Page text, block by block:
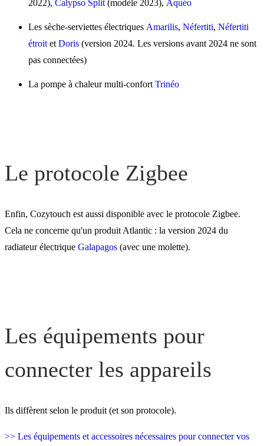
2022), Calypso Split (modèle 2023), Aquéo
Les sèche-serviettes électriques Amarilis, Néfertiti, Néfertiti
étroit et Doris (version 2024. Les versions avant 2024 ne sont
pas connectées)
La pompe à chaleur multi-confort Trinéo
Le protocole Zigbee
Enfin, Cozytouch est aussi disponible avec le protocole Zigbee.
Cela ne concerne qu'un produit Atlantic : la version 2024 du
radiateur électrique Galapagos (avec une molette).
Les équipements pour
connecter les appareils
Ils diffèrent selon le produit (et son protocole).
>> Les équipements et accessoires nécessaires pour connecter vos